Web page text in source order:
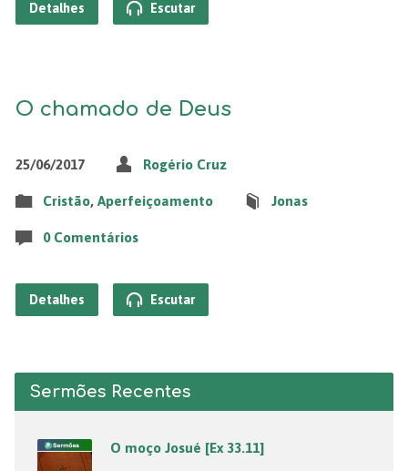
Detalhes Escutar
O chamado de Deus
25/06/2017 Rogério Cruz
Cristão, Aperfeiçoamento Jonas
0 Comentários
Detalhes Escutar
Sermões Recentes
O moço Josué [Ex 33.11]